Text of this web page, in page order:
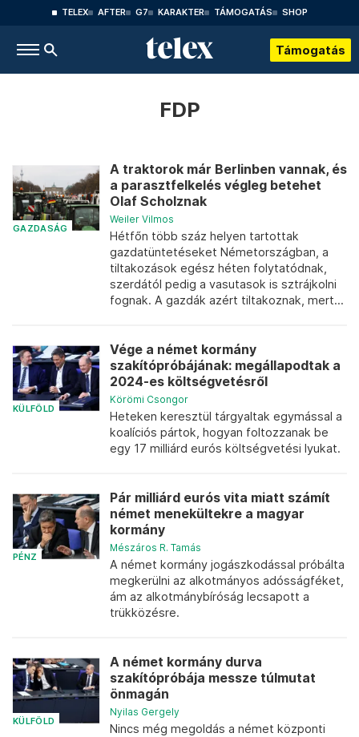
TELEX AFTER G7 KARAKTER TÁMOGATÁS SHOP
Támogatás
FDP
GAZDASÁG
A traktorok már Berlinben vannak, és
a parasztfelkelés végleg betehet
Olaf Scholznak
Weiler Vilmos
Hétfőn több száz helyen tartottak
gazdatüntetéseket Németországban, a
tiltakozások egész héten folytatódnak,
szerdától pedig a vasutasok is sztrájkolni
fognak. A gazdák azért tiltakoznak, mert...
KÜLFÖLD
Vége a német kormány
szakítópróbájának: megállapodtak a
2024-es költségvetésről
Körömi Csongor
Heteken keresztül tárgyaltak egymással a
koalíciós pártok, hogyan foltozzanak be
egy 17 milliárd eurós költségvetési lyukat.
PÉNZ
Pár milliárd eurós vita miatt számít
német menekültekre a magyar
kormány
Mészáros R. Tamás
A német kormány jogászkodással próbálta
megkerülni az alkotmányos adósságféket,
ám az alkotmánybíróság lecsapott a
trükközésre.
KÜLFÖLD
A német kormány durva
szakítópróbája messze túlmutat
önmagán
Nyilas Gergely
Nincs még megoldás a német központi